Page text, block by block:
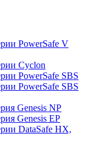
PowerSafe V
Cyclon
PowerSafe SBS
PowerSafe SBS
Genesis NP
Genesis EP
DataSafe HX,